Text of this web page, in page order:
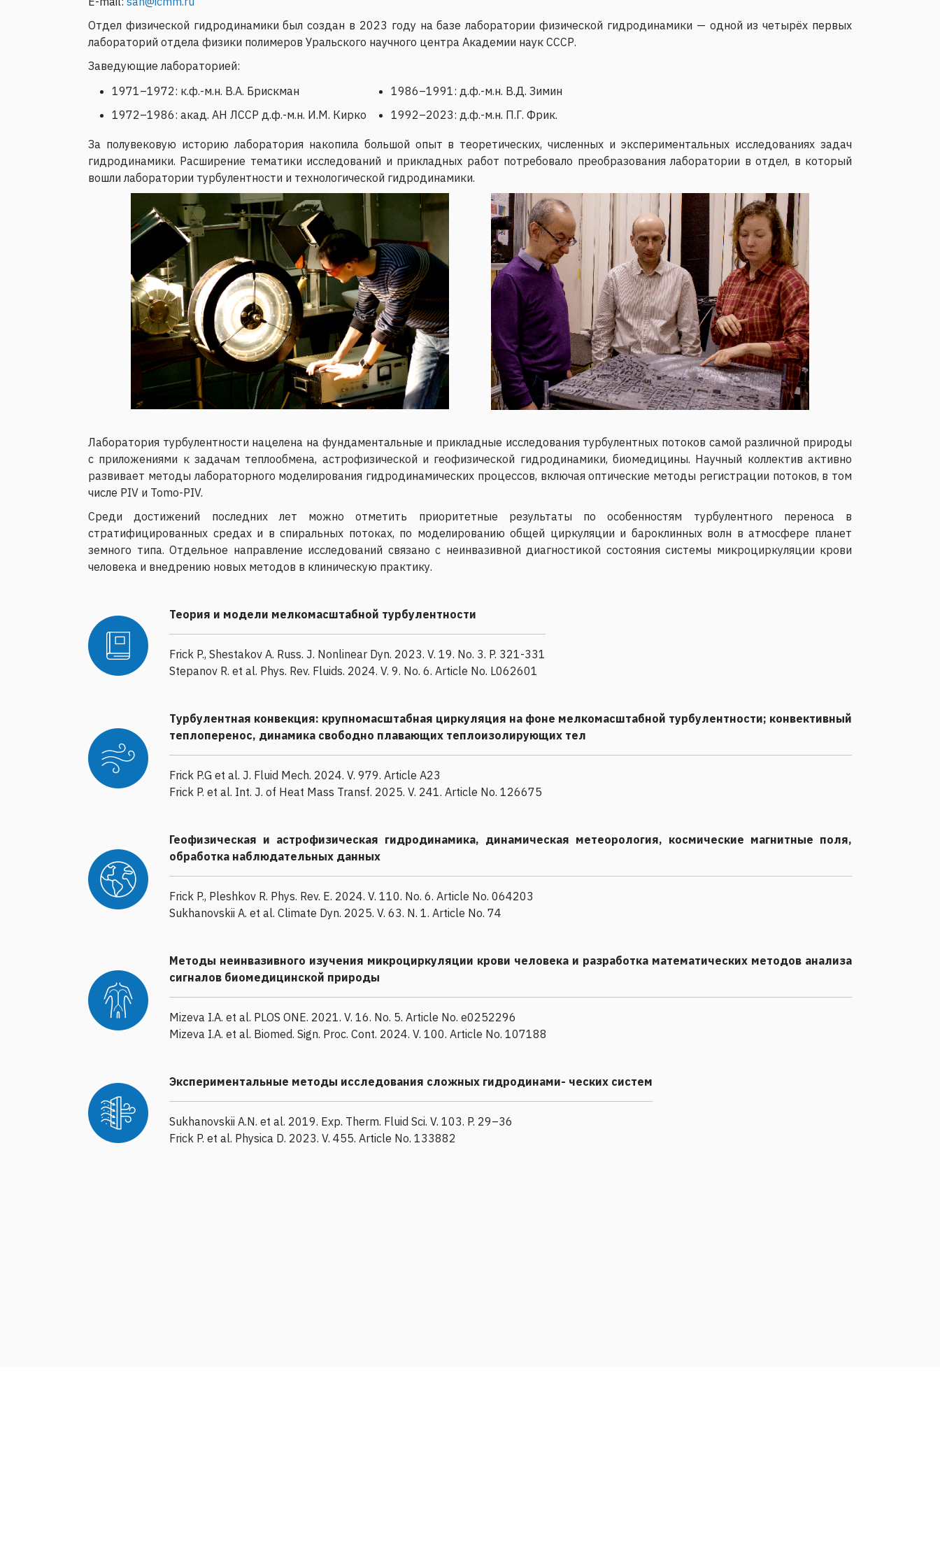
Отдел физической гидродинамики был создан в 2023 году на базе лаборатории физической гидродинамики — одной из четырёх первых
лабораторий отдела физики полимеров Уральского научного центра Академии наук СССР.
Заведующие лабораторией:
1971–1972: к.ф.-м.н. В.А. Брискман
1972–1986: акад. АН ЛССР д.ф.-м.н. И.М. Кирко
1986–1991: д.ф.-м.н. В.Д. Зимин
1992–2023: д.ф.-м.н. П.Г. Фрик.
За полувековую историю лаборатория накопила большой опыт в теоретических, численных и экспериментальных исследованиях задач
гидродинамики. Расширение тематики исследований и прикладных работ потребовало преобразования лаборатории в отдел, в который
вошли лаборатории турбулентности и технологической гидродинамики.
Лаборатория турбулентности нацелена на фундаментальные и прикладные исследования турбулентных потоков самой различной природы
с приложениями к задачам теплообмена, астрофизической и геофизической гидродинамики, биомедицины. Научный коллектив активно
развивает методы лабораторного моделирования гидродинамических процессов, включая оптические методы регистрации потоков, в том
числе PIV и Tomo-PIV.
Среди достижений последних лет можно отметить приоритетные результаты по особенностям турбулентного переноса в
стратифицированных средах и в спиральных потоках, по моделированию общей циркуляции и бароклинных волн в атмосфере планет
земного типа. Отдельное направление исследований связано с неинвазивной диагностикой состояния системы микроциркуляции крови
человека и внедрению новых методов в клиническую практику.
Теория и модели мелкомасштабной турбулентности
Frick P., Shestakov A. Russ. J. Nonlinear Dyn. 2023. V. 19. No. 3. P. 321-331
Stepanov R. et al. Phys. Rev. Fluids. 2024. V. 9. No. 6. Article No. L062601
Турбулентная конвекция: крупномасштабная циркуляция на фоне мелкомасштабной турбулентности; конвективный
теплоперенос, динамика свободно плавающих теплоизолирующих тел
Frick P.G et al. J. Fluid Mech. 2024. V. 979. Article A23
Frick P. et al. Int. J. of Heat Mass Transf. 2025. V. 241. Article No. 126675
Геофизическая и астрофизическая гидродинамика, динамическая метеорология, космические магнитные поля,
обработка наблюдательных данных
Frick P., Pleshkov R. Phys. Rev. E. 2024. V. 110. No. 6. Article No. 064203
Sukhanovskii A. et al. Climate Dyn. 2025. V. 63. N. 1. Article No. 74
Методы неинвазивного изучения микроциркуляции крови человека и разработка математических методов анализа
сигналов биомедицинской природы
Mizeva I.A. et al. PLOS ONE. 2021. V. 16. No. 5. Article No. e0252296
Mizeva I.A. et al. Biomed. Sign. Proc. Cont. 2024. V. 100. Article No. 107188
Экспериментальные методы исследования сложных гидродинами- ческих систем
Sukhanovskii A.N. et al. 2019. Exp. Therm. Fluid Sci. V. 103. P. 29–36
Frick P. et al. Physica D. 2023. V. 455. Article No. 133882